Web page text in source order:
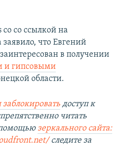
со со ссылкой на
что Евгений
в получении
и гипсовыми
области.
доступ к
читать
зеркального сайта:
следите за